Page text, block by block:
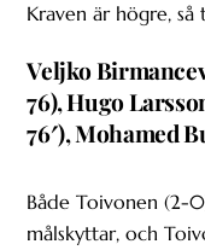
Kraven är högre, så
Veljko
76), Hugo
76′), Mohamed
Både Toivonen (2-
målskyttar, och